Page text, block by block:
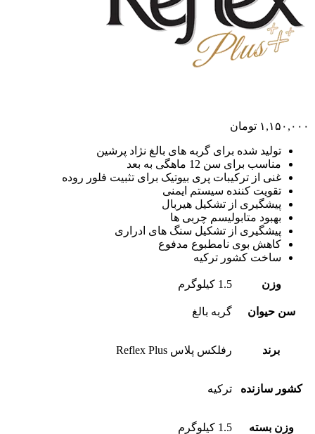
۱,۱۵۰,۰۰۰ تومان
تولید شده برای گربه های بالغ نژاد پرشین
مناسب برای سن 12 ماهگی به بعد
غنی از ترکیبات پری بیوتیک برای تثبیت فلور روده
تقویت کننده سیستم ایمنی
پیشگیری از تشکیل هیربال
بهبود متابولیسم چربی ها
پیشگیری از تشکیل سنگ های ادراری
کاهش بوی نامطبوع مدفوع
ساخت کشور ترکیه
وزن 1.5 کیلوگرم
سن حیوان گربه بالغ
برند رفلکس پلاس Reflex Plus
کشور سازنده ترکیه
وزن بسته 1.5 کیلوگرم